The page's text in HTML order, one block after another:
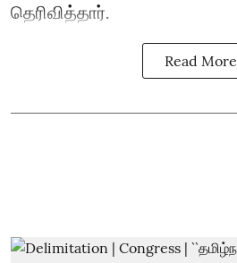
தெரிவித்தார்.
Read More